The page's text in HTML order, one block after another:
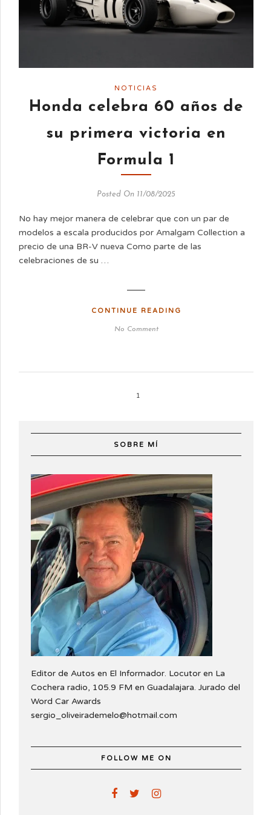
NOTICIAS
Honda celebra 60 años de
su primera victoria en
Formula 1
Posted On 11/08/2025
No hay mejor manera de celebrar que con un par de
modelos a escala producidos por Amalgam Collection a
precio de una BR-V nueva Como parte de las
celebraciones de su …
CONTINUE READING
No Comment
1
SOBRE MÍ
Editor de Autos en El Informador. Locutor en La
Cochera radio, 105.9 FM en Guadalajara. Jurado del
Word Car Awards
sergio_oliveirademelo@hotmail.com
FOLLOW ME ON